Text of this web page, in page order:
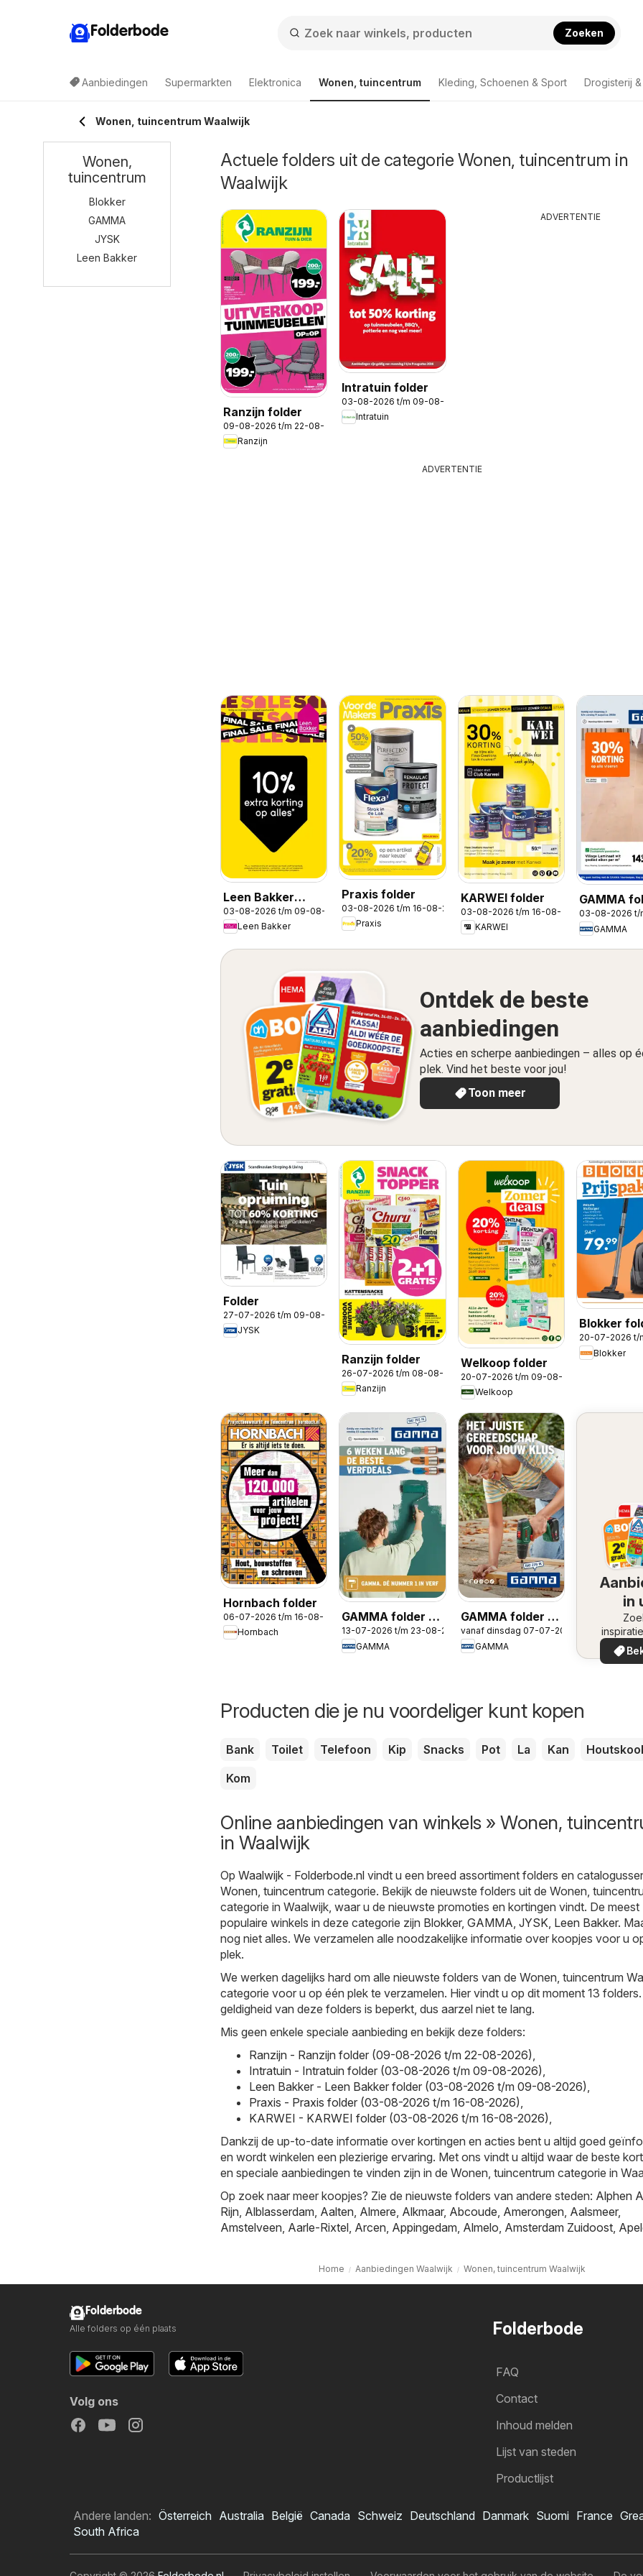
Folderbode Zoeken
Aanbiedingen Supermarkten Elektronica Wonen, tuincentrum Kleding, Schoenen & Sport Drogisterij
Wonen, tuincentrum Waalwijk
Actuele folders uit de categorie Wonen, tuincentrum in
Waalwijk
Ranzijn folder
09-08-2026 t/m 22-08-2026
Ranzijn
Intratuin folder
03-08-2026 t/m 09-08-2026
Intratuin
ADVERTENTIE
ADVERTENTIE
Leen Bakker
folder
03-08-2026 t/m 09-08-2026
Leen Bakker
Praxis folder
03-08-2026 t/m 16-08-2026
Praxis
KARWEI folder
03-08-2026 t/m 16-08-2026
KARWEI
GAMMA
03-08-2026 t/
GAMMA
Ontdek de beste
aanbiedingen
Acties en scherpe aanbiedingen – alles op
plek. Vind het beste voor jou!
Toon meer
Folder
27-07-2026 t/m 09-08-2026
JYSK
Ranzijn folder
26-07-2026 t/m 08-08-2026
Ranzijn
Welkoop folder
20-07-2026 t/m 09-08-2026
Welkoop
Blokker
20-07-2026 t/
Blokker
Hornbach folder
06-07-2026 t/m 16-08-2026
Hornbach
GAMMA folder -
De nummer 1 in
verf
13-07-2026 t/m 23-08-2026
GAMMA
GAMMA folder -
Gereedschap
special
vanaf dinsdag 07-07-2026
GAMMA
in
de
in uw
Producten die je nu voordeliger kunt kopen
Bank Toilet Telefoon Kip Snacks Pot La Kan
Houtskool
Kom
Online aanbiedingen van winkels » Wonen,
in Waalwijk
Op Waalwijk - Folderbode.nl vindt u een breed assortiment folders en
Wonen, tuincentrum categorie. Bekijk de nieuwste folders uit de Wonen,
categorie in Waalwijk, waar u de nieuwste promoties en kortingen vindt. De meest
populaire winkels in deze categorie zijn Blokker, GAMMA, JYSK, Leen Bakker.
nog niet alles. We verzamelen alle noodzakelijke informatie over koopjes voor u
plek.
We werken dagelijks hard om alle nieuwste folders van de Wonen, tuincentrum
categorie voor u op één plek te verzamelen. Hier vindt u op dit moment 13
geldigheid van deze folders is beperkt, dus aarzel niet te lang.
Mis geen enkele speciale aanbieding en bekijk deze folders:
Ranzijn - Ranzijn folder (09-08-2026 t/m 22-08-2026),
Intratuin - Intratuin folder (03-08-2026 t/m 09-08-2026),
Leen Bakker - Leen Bakker folder (03-08-2026 t/m 09-08-2026),
Praxis - Praxis folder (03-08-2026 t/m 16-08-2026),
KARWEI - KARWEI folder (03-08-2026 t/m 16-08-2026),
Dankzij de up-to-date informatie over kortingen en acties bent u altijd goed
en wordt winkelen een plezierige ervaring. Met ons vindt u altijd waar de beste
en speciale aanbiedingen te vinden zijn in de Wonen, tuincentrum categorie in
Op zoek naar meer koopjes? Zie de nieuwste folders van andere steden: Alphen
Rijn, Alblasserdam, Aalten, Almere, Alkmaar, Abcoude, Amerongen, Aalsmeer,
Amstelveen, Aarle-Rixtel, Arcen, Appingedam, Almelo, Amsterdam Zuidoost,
Home Aanbiedingen Waalwijk Wonen, tuincentrum Waalwijk
Wonen,
tuincentrum
Blokker
GAMMA
JYSK
Leen Bakker
Folderbode
FAQ
Contact
Inhoud melden
Lijst van steden
Productlijst
Folderbode
Alle folders op één plaats
Volg ons
Andere landen: Österreich Australia België Canada Schweiz Deutschland Danmark Suomi France
South Africa